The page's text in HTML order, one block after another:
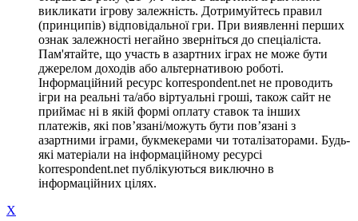
викликати ігрову залежність. Дотримуйтесь правил
(принципів) відповідальної гри. При виявленні перших
ознак залежності негайно зверніться до спеціаліста.
Пам'ятайте, що участь в азартних іграх не може бути
джерелом доходів або альтернативою роботі.
Інформаційний ресурс korrespondent.net не проводить
ігри на реальні та/або віртуальні гроші, також сайт не
приймає ні в якій формі оплату ставок та інших
платежів, які пов’язані/можуть бути пов’язані з
азартними іграми, букмекерами чи тоталізаторами. Будь-
які матеріали на інформаційному ресурсі
korrespondent.net публікуються виключно в
інформаційних цілях.
X